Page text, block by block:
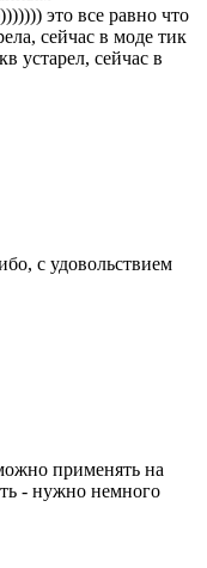
это все равно что
сейчас в моде тик
устарел, сейчас в
с удовольствием
применять на
- нужно немного